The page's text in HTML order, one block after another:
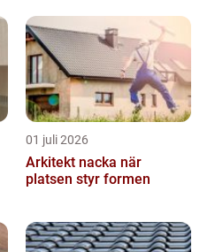
01 juli 2026
Arkitekt nacka när
platsen styr formen